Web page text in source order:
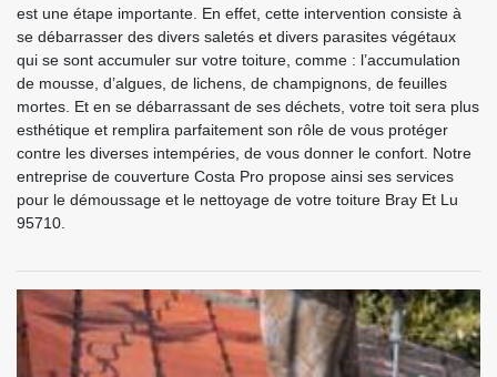
est une étape importante. En effet, cette intervention consiste à
se débarrasser des divers saletés et divers parasites végétaux
qui se sont accumuler sur votre toiture, comme : l’accumulation
de mousse, d’algues, de lichens, de champignons, de feuilles
mortes. Et en se débarrassant de ses déchets, votre toit sera plus
esthétique et remplira parfaitement son rôle de vous protéger
contre les diverses intempéries, de vous donner le confort. Notre
entreprise de couverture Costa Pro propose ainsi ses services
pour le démoussage et le nettoyage de votre toiture Bray Et Lu
95710.